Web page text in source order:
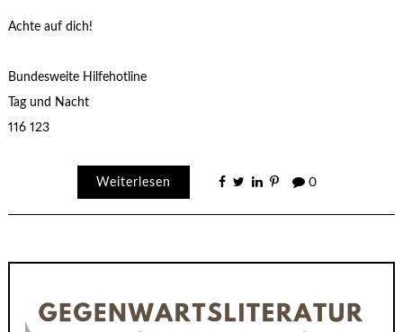
Achte auf dich!
Bundesweite Hilfehotline
Tag und Nacht
116 123
Weiterlesen 0